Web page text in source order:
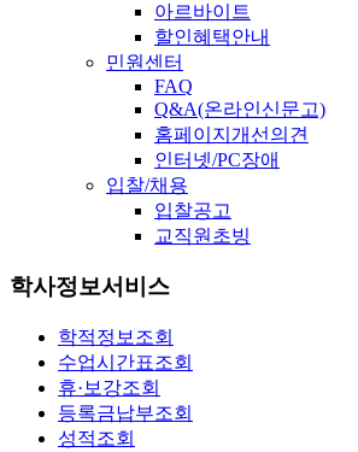
아르바이트
할인혜택안내
민원센터
FAQ
Q&A(온라인신문고)
홈페이지개선의견
인터넷/PC장애
입찰/채용
입찰공고
교직원초빙
학사정보서비스
학적정보조회
수업시간표조회
휴·보강조회
등록금납부조회
성적조회